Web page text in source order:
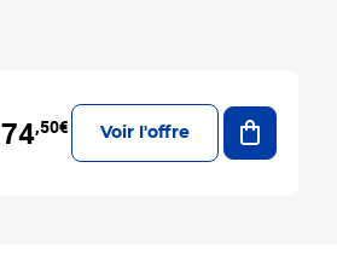
74,50€ Voir l'offre
Ajouter